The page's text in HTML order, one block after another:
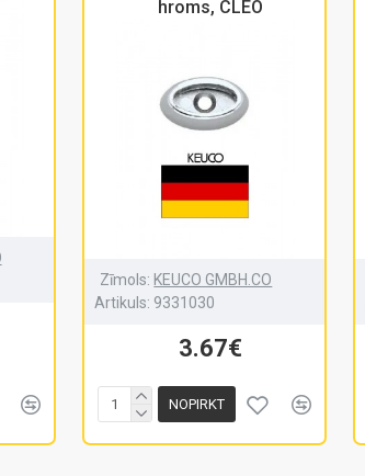
hroms, CLEO
Zīmols: KEUCO GMBH.CO
Artikuls: 9331030
3.67€
NOPIRKT